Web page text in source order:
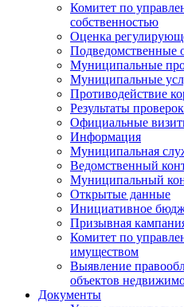
Комитет по
собственностью
Оценка
Подведомственные
Муниципальные
Муниципальные
Противодействие
Результаты проверок
Официальные
Информация
Муниципальная
Ведомственный
Муниципальный
Открытые данные
Инициативное
Призывная
Комитет по
имуществом
Выявление
объектов
Документы